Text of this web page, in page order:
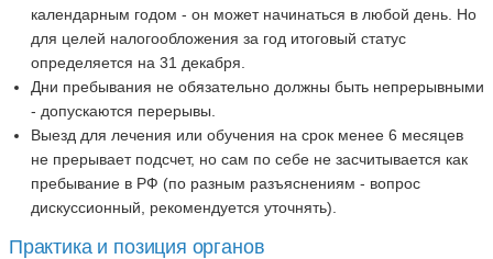
календарным годом - он может начинаться в любой день. Но
для целей налогообложения за год итоговый статус
определяется на 31 декабря.
Дни пребывания не обязательно должны быть непрерывными
- допускаются перерывы.
Выезд для лечения или обучения на срок менее 6 месяцев
не прерывает подсчет, но сам по себе не засчитывается как
пребывание в РФ (по разным разъяснениям - вопрос
дискуссионный, рекомендуется уточнять).
Практика и позиция органов